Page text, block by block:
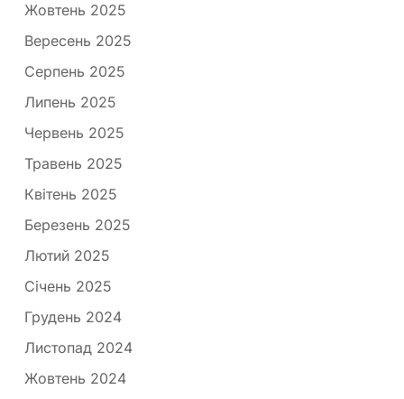
Жовтень 2025
Вересень 2025
Серпень 2025
Липень 2025
Червень 2025
Травень 2025
Квітень 2025
Березень 2025
Лютий 2025
Січень 2025
Грудень 2024
Листопад 2024
Жовтень 2024